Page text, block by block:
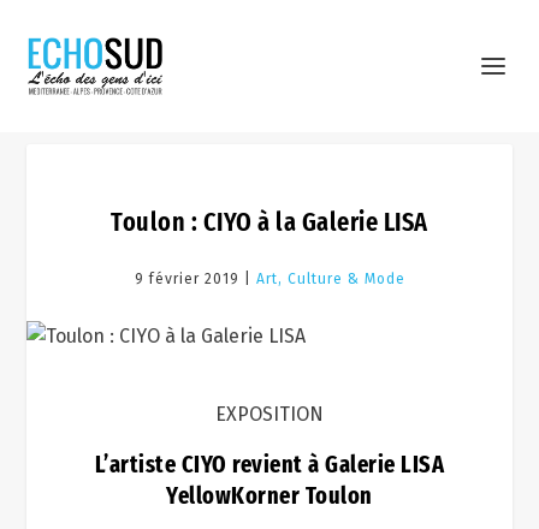
Toulon : CIYO à la Galerie LISA
9 février 2019 | Art, Culture & Mode
EXPOSITION
L’artiste CIYO revient à Galerie LISA
YellowKorner Toulon